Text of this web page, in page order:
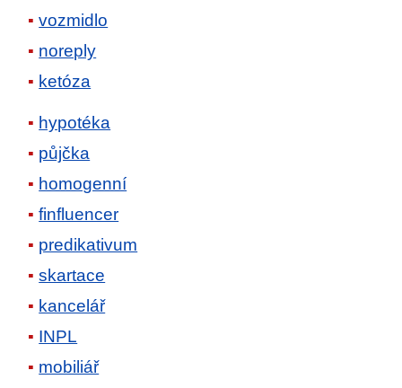
vozmidlo
noreply
ketóza
hypotéka
půjčka
homogenní
finfluencer
predikativum
skartace
kancelář
INPL
mobiliář